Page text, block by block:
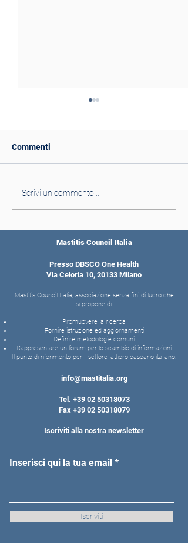
L'anno 2025 in USA
Commenti
Scrivi un commento...
Mastitis Council Italia
Presso DBSCO One Health
Via Celoria 10, 20133 Milano
Mastitis Council Italia, associazione senza fini di lucro che
si propone di:
Promuovere la ricerca
Fornire istruzione ed aggiornamenti
Definire metodologie comuni
Rappresentare un forum per lo scambio di informazioni
Il punto di riferimento per il settore lattiero-caseario italiano.
info@mastitalia.org
Tel. +39 02 50318073
Fax +39 02 50318079
Iscriviti alla nostra newsletter
Inserisci qui la tua email
Iscriviti